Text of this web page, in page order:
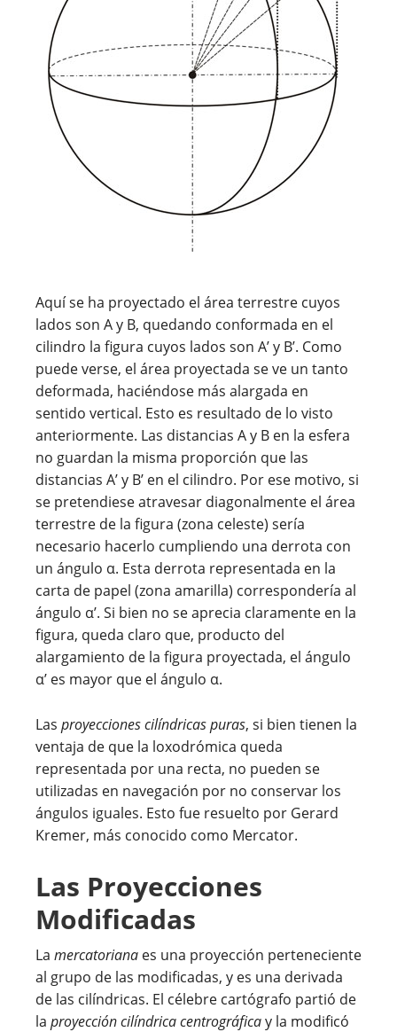
Aquí se ha proyectado el área terrestre cuyos
lados son A y B, quedando conformada en el
cilindro la figura cuyos lados son A’ y B’. Como
puede verse, el área proyectada se ve un tanto
deformada, haciéndose más alargada en
sentido vertical. Esto es resultado de lo visto
anteriormente. Las distancias A y B en la esfera
no guardan la misma proporción que las
distancias A’ y B’ en el cilindro. Por ese motivo, si
se pretendiese atravesar diagonalmente el área
terrestre de la figura (zona celeste) sería
necesario hacerlo cumpliendo una derrota con
un ángulo α. Esta derrota representada en la
carta de papel (zona amarilla) correspondería al
ángulo α’. Si bien no se aprecia claramente en la
figura, queda claro que, producto del
alargamiento de la figura proyectada, el ángulo
α’ es mayor que el ángulo α.
Las proyecciones cilíndricas puras, si bien tienen la
ventaja de que la loxodrómica queda
representada por una recta, no pueden se
utilizadas en navegación por no conservar los
ángulos iguales. Esto fue resuelto por Gerard
Kremer, más conocido como Mercator.
Las Proyecciones
Modificadas
La mercatoriana es una proyección perteneciente
al grupo de las modificadas, y es una derivada
de las cilíndricas. El célebre cartógrafo partió de
la proyección cilíndrica centrográficay la modificó